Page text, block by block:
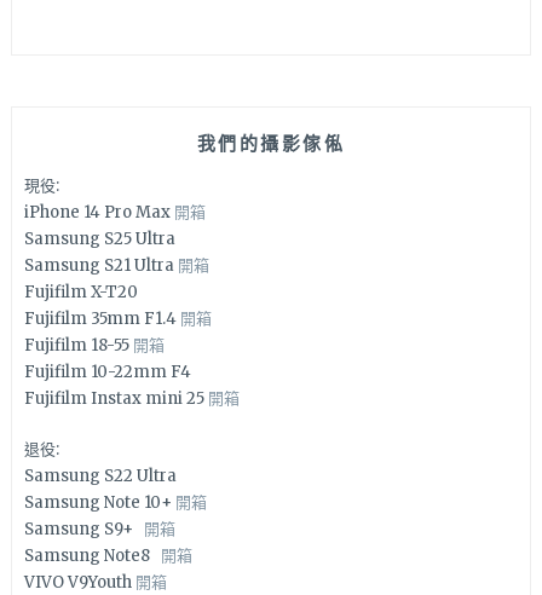
我們的攝影傢俬
現役:
iPhone 14 Pro Max 開箱
Samsung S25 Ultra
Samsung S21 Ultra 開箱
Fujifilm X-T20
Fujifilm 35mm F1.4 開箱
Fujifilm 18-55 開箱
Fujifilm 10-22mm F4
Fujifilm Instax mini 25 開箱
退役:
Samsung S22 Ultra
Samsung Note 10+ 開箱
Samsung S9+ 開箱
Samsung Note8 開箱
VIVO V9Youth 開箱